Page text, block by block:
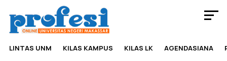
LINTAS UNM KILAS KAMPUS KILAS LK AGENDASIANA